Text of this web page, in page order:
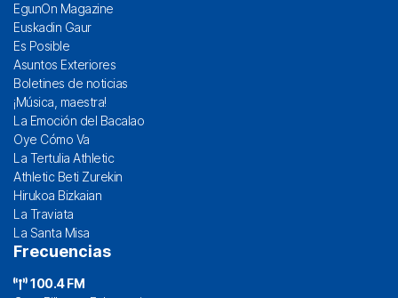
EgunOn Magazine
Euskadin Gaur
Es Posible
Asuntos Exteriores
Boletines de noticias
¡Música, maestra!
La Emoción del Bacalao
Oye Cómo Va
La Tertulia Athletic
Athletic Beti Zurekin
Hirukoa Bizkaian
La Traviata
La Santa Misa
Frecuencias
100.4 FM